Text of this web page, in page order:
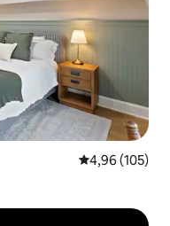
4,96 ud af 5 i
4,96 (105)